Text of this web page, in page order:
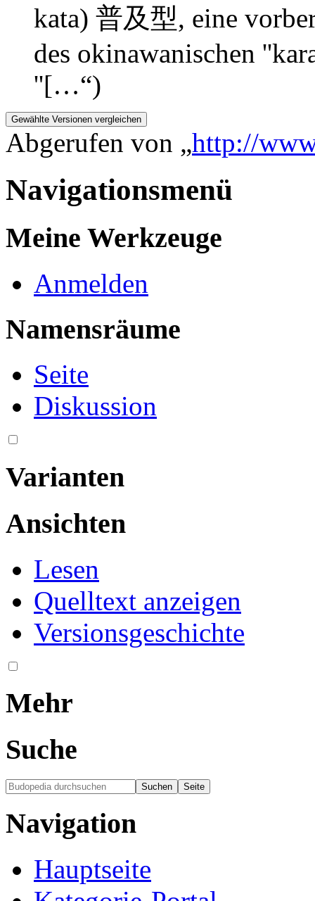
kata) 普及型, eine
des okinawanischen
''[…“)
Abgerufen von „http://
Navigationsmenü
Meine Werkzeuge
Anmelden
Namensräume
Seite
Diskussion
Varianten
Ansichten
Lesen
Quelltext anzeigen
Versionsgeschichte
Mehr
Suche
Navigation
Hauptseite